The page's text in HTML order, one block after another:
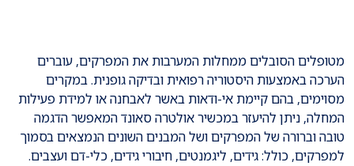
מטופלים הסובלים ממחלות המערבות את המפרקים, עוברים
הערכה באמצעות היסטוריה רפואית ובדיקה גופנית. במקרים
מסוימים, בהם קיימת אי-ודאות באשר לאבחנה או למידת פעילות
המחלה, ניתן להיעזר במכשיר אולטרה סאונד המאפשר הדגמה
טובה וברורה של המפרקים ושל המבנים השונים הנמצאים בסמוך
למפרקים, כולל: גידים, ליגמנטים, חיבורי גידים, כלי-דם ועצבים.